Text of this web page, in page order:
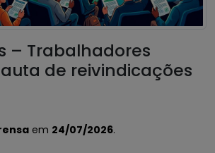
– Trabalhadores
de reivindicações
em 24/07/2026.